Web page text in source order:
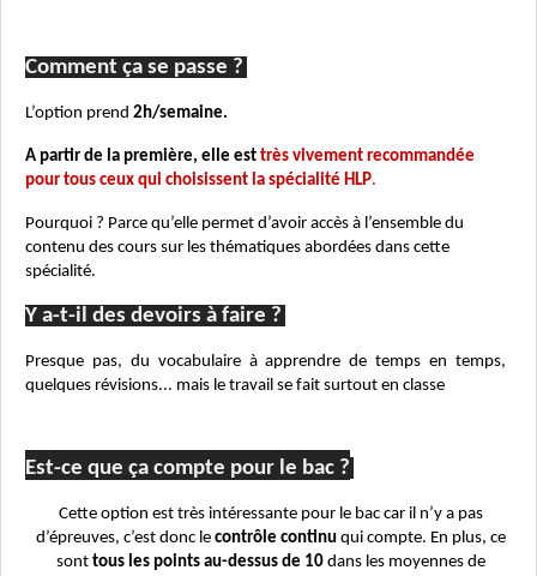
Comment ça se passe ?
L’option prend 2h/semaine.
A partir de la première, elle est très vivement recommandée
pour tous ceux qui choisissent la spécialité HLP.
Pourquoi ? Parce qu’elle permet d’avoir accès à l’ensemble du
contenu des cours sur les thématiques abordées dans cette
spécialité.
Y a-t-il des devoirs à faire ?
Presque pas, du vocabulaire à apprendre de temps en temps,
quelques révisions... mais le travail se fait surtout en classe
Est-ce que ça compte pour le bac ?
Cette option est très intéressante pour le bac car il n’y a pas
d’épreuves, c’est donc le contrôle continu qui compte. En plus, ce
sont tous les points au-dessus de 10 dans les moyennes de